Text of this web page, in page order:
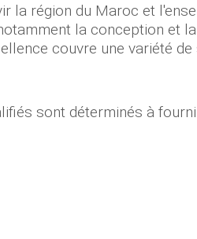
la région du Maroc et
la conception et
couvre une variété
sont déterminés à